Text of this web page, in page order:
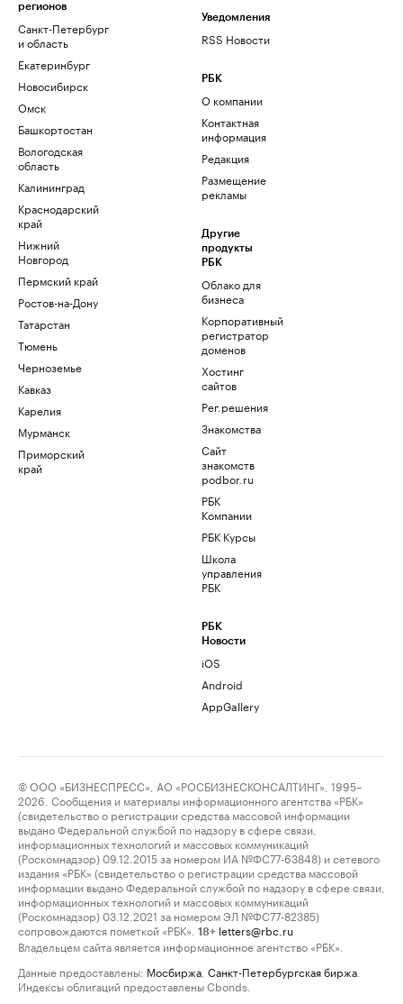
регионов
Санкт-Петербург
и область
Екатеринбург
Новосибирск
Омск
Башкортостан
Вологодская
область
Калининград
Краснодарский
край
Нижний
Новгород
Пермский край
Ростов-на-Дону
Татарстан
Тюмень
Черноземье
Кавказ
Карелия
Мурманск
Приморский
край
Уведомления
RSS Новости
РБК
О компании
Контактная
информация
Редакция
Размещение
рекламы
Другие
продукты
РБК
Облако для
бизнеса
Корпоративный
регистратор
доменов
Хостинг
сайтов
Рег.решения
Знакомства
Сайт
знакомств
podbor.ru
РБК
Компании
РБК Курсы
Школа
управления
РБК
РБК
Новости
iOS
Android
AppGallery
© ООО «БИЗНЕСПРЕСС», АО «РОСБИЗНЕСКОНСАЛТИНГ», 1995–
2026. Сообщения и материалы информационного агентства «РБК»
(свидетельство о регистрации средства массовой информации
выдано Федеральной службой по надзору в сфере связи,
информационных технологий и массовых коммуникаций
(Роскомнадзор) 09.12.2015 за номером ИА №ФС77-63848) и сетевого
издания «РБК» (свидетельство о регистрации средства массовой
информации выдано Федеральной службой по надзору в сфере связи,
информационных технологий и массовых коммуникаций
(Роскомнадзор) 03.12.2021 за номером ЭЛ №ФС77-82385)
сопровождаются пометкой «РБК».
18+ letters@rbc.ru
Владельцем сайта является информационное агентство «РБК».
Данные предоставлены: Мосбиржа Санкт-Петербургская биржа
Индексы облигаций предоставлены Cbonds.